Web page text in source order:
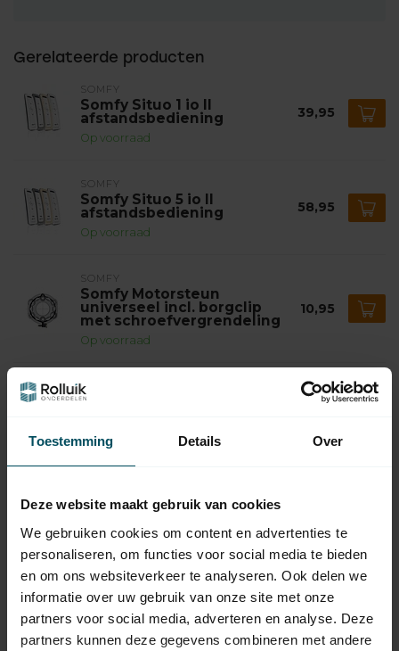
Toestemming Details Over
Deze website maakt gebruik van cookies
We gebruiken cookies om content en advertenties te
personaliseren, om functies voor social media te bieden
en om ons websiteverkeer te analyseren. Ook delen we
informatie over uw gebruik van onze site met onze
partners voor social media, adverteren en analyse. Deze
partners kunnen deze gegevens combineren met andere
Gerelateerde producten
SOMFY
Somfy Situo 1 io II
afstandsbediening
Op voorraad
39,95
SOMFY
Somfy Situo 5 io II
afstandsbediening
Op voorraad
58,95
SOMFY
Somfy Motorsteun
universeel incl. borgclip
met schroefvergrendeling
Op voorraad
10,95
SOMFY
Somfy Adaptieset Ø 78 mm
Op voorraad
Somfy Meenemer Ø 78 mm
met doekgleuf aluminum -
SOMFY
Somfy Sunis WireFree io
zonsensor
109,95